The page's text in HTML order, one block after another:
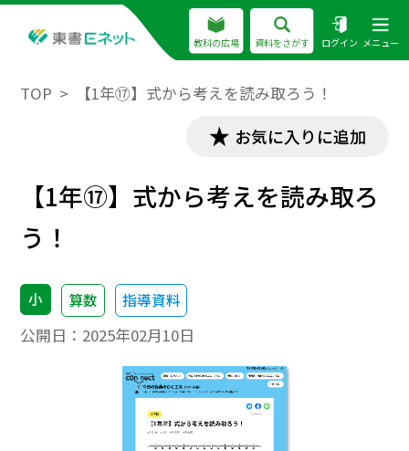
教科の広場 資料をさがす ログイン メニュー
TOP 【1年⑰】式から考えを読み取ろう！
お気に入りに追加
【1年⑰】式から考えを読み取ろ
う！
小 算数 指導資料
公開日： 2025年02月10日